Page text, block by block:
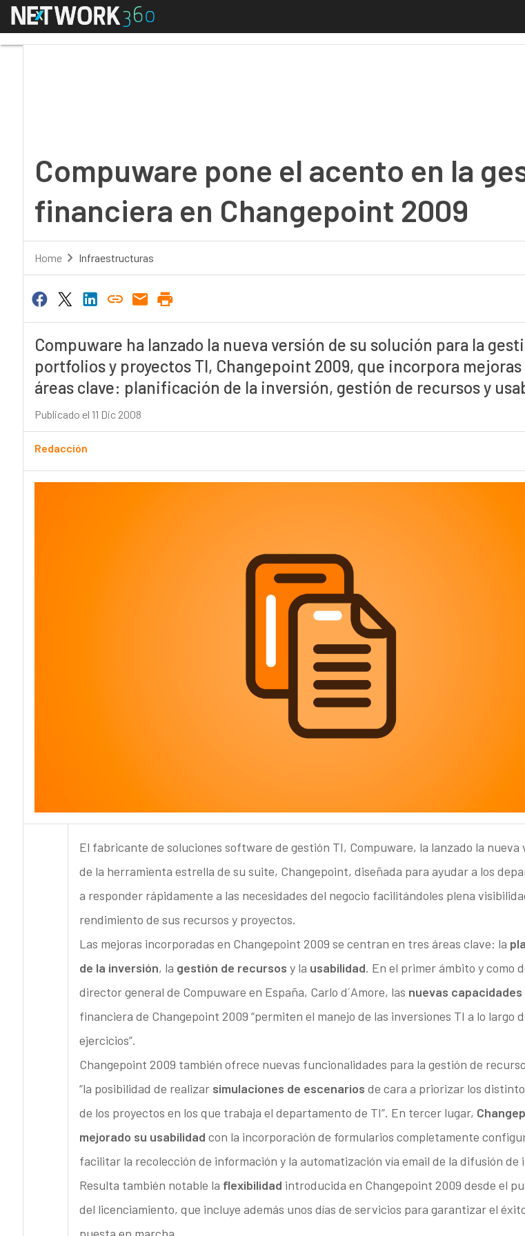
Menú
Compuware pone el acento en la
financiera en Changepoint 2009
Home Infraestructuras
Compuware ha lanzado la nueva versión de su solución para la
portfolios y proyectos TI, Changepoint 2009, que incorpora
áreas clave: planificación de la inversión, gestión de recursos y
Publicado el 11 Dic 2008
Redacción
El fabricante de soluciones software de gestión TI, Compuware, la lanzado la nueva
de la herramienta estrella de su suite, Changepoint, diseñada para ayudar a los
a responder rápidamente a las necesidades del negocio facilitándoles plena
rendimiento de sus recursos y proyectos.
Las mejoras incorporadas en Changepoint 2009 se centran en tres áreas clave: la
de la inversión, la gestión de recursos y la usabilidad. En el primer ámbito y como
director general de Compuware en España, Carlo d´Amore, las nuevas
financiera de Changepoint 2009 “permiten el manejo de las inversiones TI a lo largo
ejercicios”.
Changepoint 2009 también ofrece nuevas funcionalidades para la gestión de
“la posibilidad de realizar simulaciones de escenarios de cara a priorizar los
de los proyectos en los que trabaja el departamento de TI”. En tercer lugar,
mejorado su usabilidad con la incorporación de formularios completamente
facilitar la recolección de información y la automatización vía email de la difusión de
Resulta también notable la flexibilidad introducida en Changepoint 2009 desde el
del licenciamiento, que incluye además unos días de servicios para garantizar el